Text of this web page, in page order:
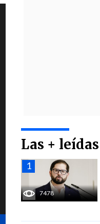
Las + leídas
7478